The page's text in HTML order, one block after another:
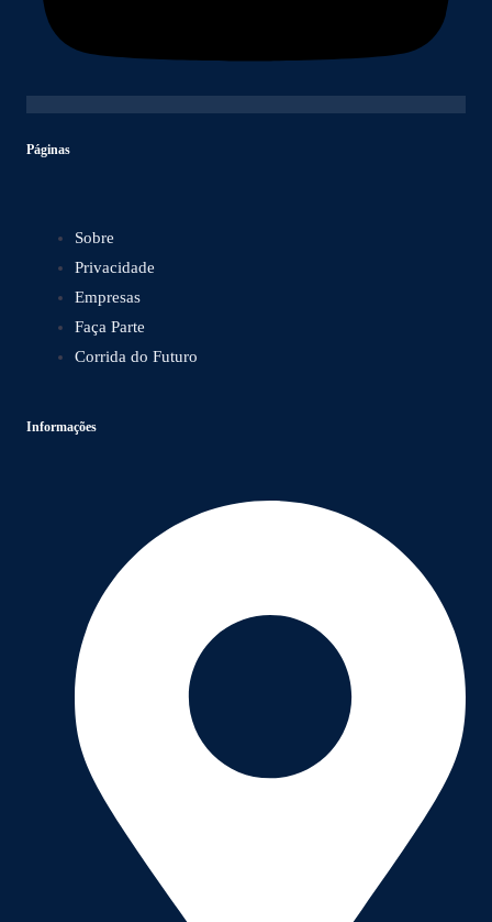
Páginas
Sobre
Privacidade
Empresas
Faça Parte
Corrida do Futuro
Informações